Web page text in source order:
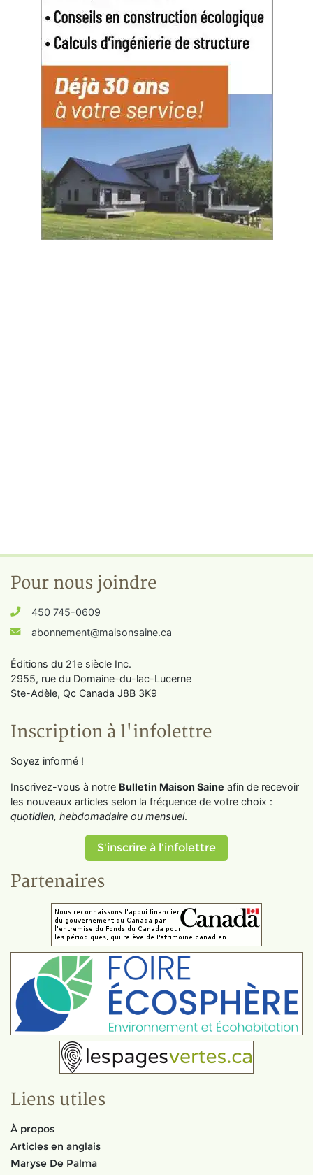
Pour nous joindre
450 745-0609
abonnement@maisonsaine.ca
Éditions du 21e siècle Inc.
2955, rue du Domaine-du-lac-Lucerne
Ste-Adèle, Qc Canada J8B 3K9
Inscription à l'infolettre
Soyez informé !
Inscrivez-vous à notre Bulletin Maison Saine afin de recevoir
les nouveaux articles selon la fréquence de votre choix :
quotidien, hebdomadaire ou mensuel.
S'inscrire à l'infolettre
Partenaires
Liens utiles
À propos
Articles en anglais
Maryse De Palma